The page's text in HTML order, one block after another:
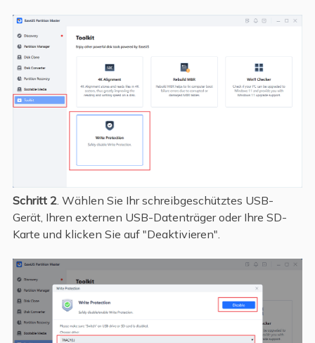
Schritt 2. Wählen Sie Ihr schreibgeschütztes USB-
Gerät, Ihren externen USB-Datenträger oder Ihre SD-
Karte und klicken Sie auf "Deaktivieren".